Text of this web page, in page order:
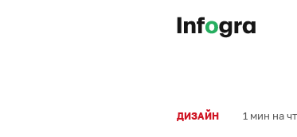
ДИЗАЙН 1 мин на